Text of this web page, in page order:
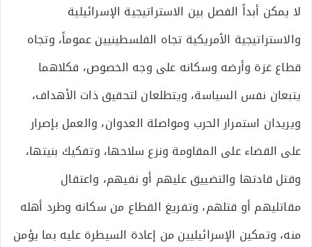
لا يمكن أبداً الفصل بين الاستراتيجية الإسرائيلية
والاستراتيجية الأمريكية تجاه الفلسطينيين عموماً، وتجاه
قطاع غزة وأرضه وسكانه على وجه الخصوص، فكلاهما
يتبعان نفس السياسة، ويتطلعان لتحقيق ذات الأهداف،
ويريدان استمرار الحرب ومواصلة العدوان، والعمل بإصرار
على القضاء على المقاومة ونزع سلاحها، وتفكيك بنيتها،
وقتل قادتها والتضييق عليهم أو نفيهم، واعتقال
مقاتليهم أو قتلهم، وتفريغ القطاع من سكانه وطرد أهله
منه، وتمكين الإسرائيليين من إعادة السيطرة عليه بما يؤمن